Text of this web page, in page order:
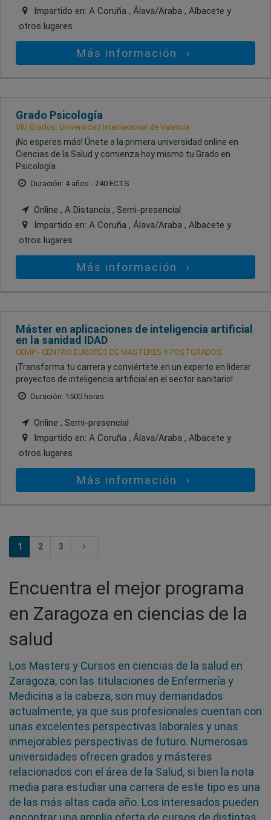
Impartido en: A Coruña , Álava/Araba , Albacete y
otros lugares
Más información
Grado Psicología
VIU Grados. Universidad Internacional de Valencia
¡No esperes más! Únete a la primera universidad online en
Ciencias de la Salud y comienza hoy mismo tu Grado en
Psicología.
Duración: 4 años - 240 ECTS
Online , A Distancia , Semi-presencial
Impartido en: A Coruña , Álava/Araba , Albacete y
otros lugares
Más información
Máster en aplicaciones de inteligencia artificial
en la sanidad IDAD
CEMP - CENTRO EUROPEO DE MASTERES Y POSTGRADOS
¡Transforma tu carrera y conviértete en un experto en liderar
proyectos de inteligencia artificial en el sector sanitario!
Duración: 1500 horas
Online , Semi-presencial
Impartido en: A Coruña , Álava/Araba , Albacete y
otros lugares
Más información
1 2 3
Encuentra el mejor programa
en Zaragoza en ciencias de la
salud
Los Masters y Cursos en ciencias de la salud en
Zaragoza, con las titulaciones de Enfermería y
Medicina a la cabeza, son muy demandados
actualmente, ya que sus profesionales cuentan con
unas excelentes perspectivas laborales y unas
inmejorables perspectivas de futuro. Numerosas
universidades ofrecen grados y másteres
relacionados con el área de la Salud, si bien la nota
media para estudiar una carrera de este tipo es una
de las más altas cada año. Los interesados pueden
encontrar una amplia oferta de cursos de distintas